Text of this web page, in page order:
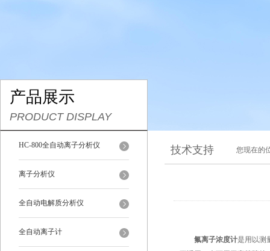
产品展示
PRODUCT DISPLAY
HC-800全自动离子分析仪
离子分析仪
全自动电解质分析仪
全自动离子计
技术支持 您现在的
氟离子浓度计是用以测